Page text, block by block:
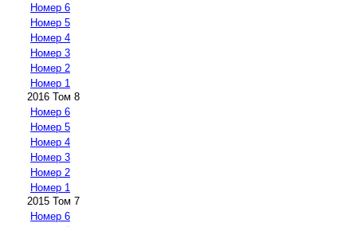
Номер 6
Номер 5
Номер 4
Номер 3
Номер 2
Номер 1
2016 Том 8
Номер 6
Номер 5
Номер 4
Номер 3
Номер 2
Номер 1
2015 Том 7
Номер 6